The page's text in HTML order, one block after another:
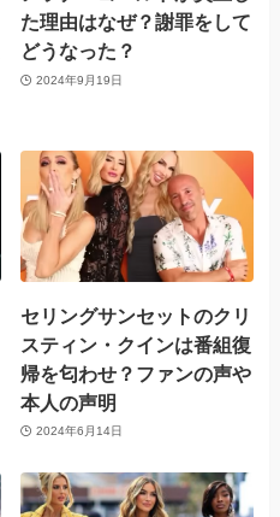
た理由はなぜ？謝罪をして
どうなった？
2024年9月19日
セリングサンセットのクリ
スティン・クインは番組復
帰を匂わせ？ファンの声や
本人の声明
2024年6月14日